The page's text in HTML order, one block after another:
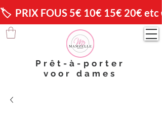
🏷️  PRIX FOUS 5€ 10€ 15€ 20€ etc
Prêt-à-porter
voor dames